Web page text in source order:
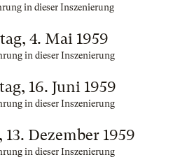
in dieser Inszenierung
4. Mai 1959
in dieser Inszenierung
16. Juni 1959
in dieser Inszenierung
Dezember 1959
in dieser Inszenierung